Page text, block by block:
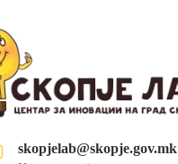
skopjelab@skopje.gov.mk